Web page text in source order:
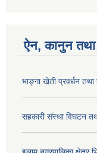
ऐन, कानुन तथा
भाङ्गा खेती प्रवर्धन तथा
सहकारी संस्था विघटन